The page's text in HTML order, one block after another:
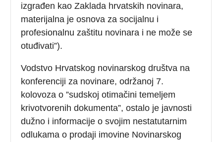
izgrađen kao Zaklada hrvatskih novinara,
materijalna je osnova za socijalnu i
profesionalnu zaštitu novinara i ne može se
otuđivati”).
Vodstvo Hrvatskog novinarskog društva na
konferenciji za novinare, održanoj 7.
kolovoza o ”sudskoj otimačini temeljem
krivotvorenih dokumenta”, ostalo je javnosti
dužno i informacije o svojim nestatutarnim
odlukama o prodaji imovine Novinarskog